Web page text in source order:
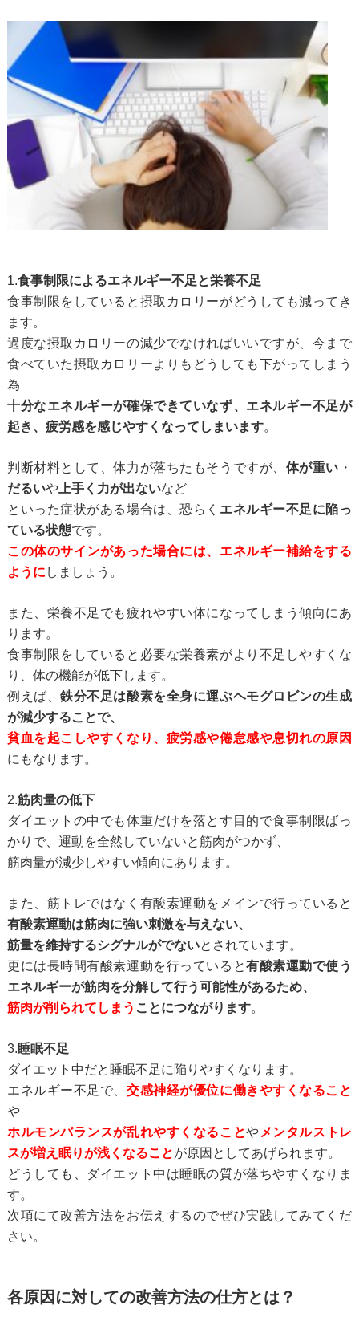
1.食事制限によるエネルギー不足と栄養不足
食事制限をしていると摂取カロリーがどうしても減ってき
ます。
過度な摂取カロリーの減少でなければいいですが、 今まで
食べていた摂取カロリーよりもどうしても下がってしまう
為
十分なエネルギーが確保できていなず、エネルギー不足が
起き、 疲労感を感じやすくなってしまいます。
判断材料として、体力が落ちたもそうですが、 体が重い ・
だるいや上手く力が出ないなど
といった症状がある場合は、恐らく エネルギー不足に陥っ
ている状態です。
この体のサインがあった場合には、エネルギー補給をする
ように しましょう。
また、栄養不足でも疲れやすい体になってしまう傾向にあ
ります。
食事制限をしていると必要な栄養素がより不足しやすくな
り、体の機能が低下します。
例えば、鉄分不足は酸素を全身に運ぶヘモグロビンの生成
が減少することで、
貧血を起こしやすくなり、疲労感や倦怠感や息切れの原因
にもなります。
2.筋肉量の低下
ダイエットの中でも体重だけを落とす目的で食事制限ばっ
かりで、 運動を全然していないと筋肉がつかず、
筋肉量が減少しやすい傾向にあります。
また、筋トレではなく有酸素運動をメインで行っていると
有酸素運動は筋肉に強い刺激を与えない、
筋量を維持するシグナルがでないとされています。
更には長時間有酸素運動を行っていると有酸素運動で使う
エネルギーが筋肉を分解して行う可能性があるため、
筋肉が削られてしまう ことにつながります。
3.睡眠不足
ダイエット中だと睡眠不足に陥りやすくなります。
エネルギー不足で、交感神経が優位に働きやすくなること
や
ホルモンバランスが乱れやすくなることや メンタルストレ
スが増え眠りが浅くなることが原因としてあげられます。
どうしても、ダイエット中は睡眠の質が落ちやすくなりま
す。
次項にて改善方法をお伝えするのでぜひ実践してみてくだ
さい。
各原因に対しての改善方法の仕方とは？